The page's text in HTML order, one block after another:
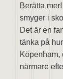
Berätta
smyger i
Det är en
tänka på
Köpenham,
närmare